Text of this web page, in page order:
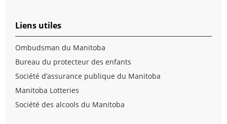
Liens utiles
Ombudsman du Manitoba
Bureau du protecteur des enfants
Société d’assurance publique du Manitoba
Manitoba Lotteries
Société des alcools du Manitoba